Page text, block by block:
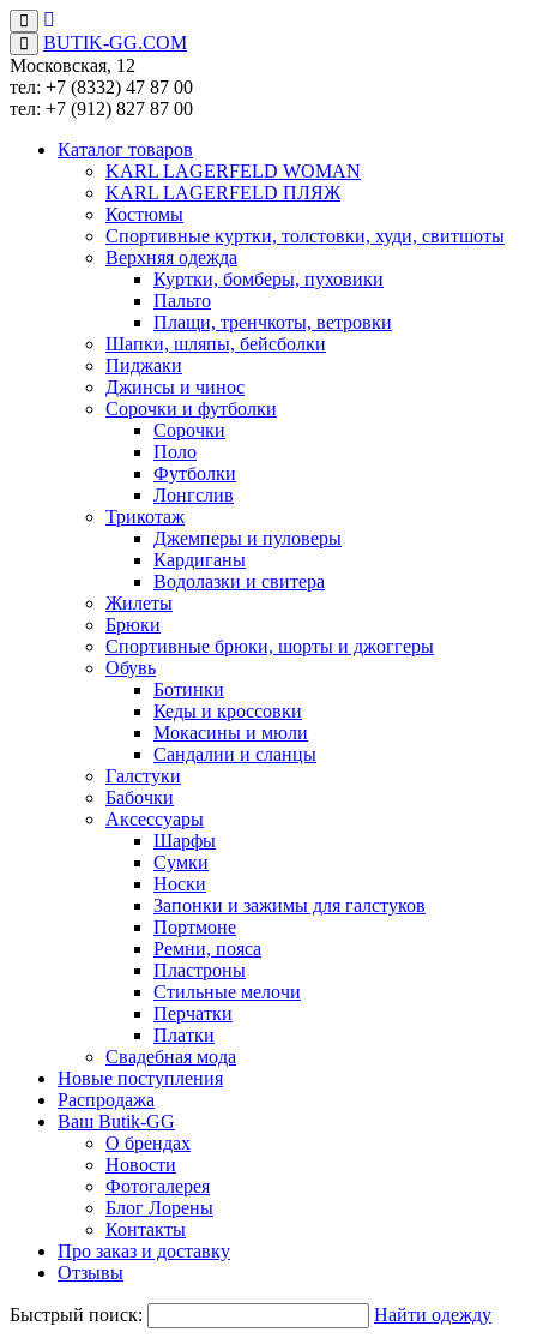
BUTIK-GG.COM
Московская, 12
тел: +7 (8332) 47 87 00
тел: +7 (912) 827 87 00
Каталог товаров
KARL LAGERFELD WOMAN
KARL LAGERFELD ПЛЯЖ
Костюмы
Спортивные куртки, толстовки, худи, свитшоты
Верхняя одежда
Куртки, бомберы, пуховики
Пальто
Плащи, тренчкоты, ветровки
Шапки, шляпы, бейсболки
Пиджаки
Джинсы и чинос
Сорочки и футболки
Сорочки
Поло
Футболки
Лонгслив
Трикотаж
Джемперы и пуловеры
Кардиганы
Водолазки и свитера
Жилеты
Брюки
Спортивные брюки, шорты и джоггеры
Обувь
Ботинки
Кеды и кроссовки
Мокасины и мюли
Сандалии и сланцы
Галстуки
Бабочки
Аксессуары
Шарфы
Сумки
Носки
Запонки и зажимы для галстуков
Портмоне
Ремни, пояса
Пластроны
Стильные мелочи
Перчатки
Платки
Свадебная мода
Новые поступления
Распродажа
Ваш Butik-GG
О брендах
Новости
Фотогалерея
Блог Лорены
Контакты
Про заказ и доставку
Отзывы
Быстрый поиск: Найти одежду